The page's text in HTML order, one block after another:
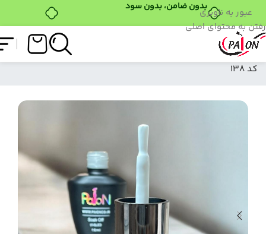
بدون ضامن، بدون سودعبور به ناوبری
رفتن به محتوای اصلی
فروشگاه
لاک ژل نرمال پایون
کد 138